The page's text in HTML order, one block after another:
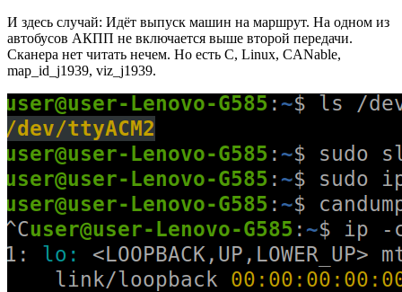
И здесь случай: Идёт выпуск машин на маршрут. На одном из
автобусов АКПП не включается выше второй передачи.
Сканера нет читать нечем. Но есть C, Linux, CANable,
map_id_j1939, viz_j1939.